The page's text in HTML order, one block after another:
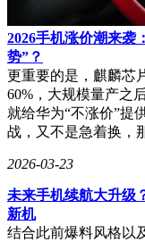
2026手机涨价潮来袭
势”？
更重要的是，麒麟芯
60%，大规模量产之
就给华为“不涨价”提
战，又不是急着换，
2026-03-23
未来手机续航大升级
新机
结合此前爆料风格以